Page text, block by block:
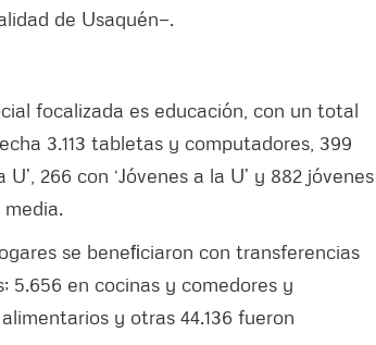
de Usaquén—.
focalizada es educación, con un total
3.113 tabletas y computadores, 399
266 con ‘Jóvenes a la U’ y 882 jóvenes
se beneﬁciaron con transferencias
5.656 en cocinas y comedores y
y otras 44.136 fueron